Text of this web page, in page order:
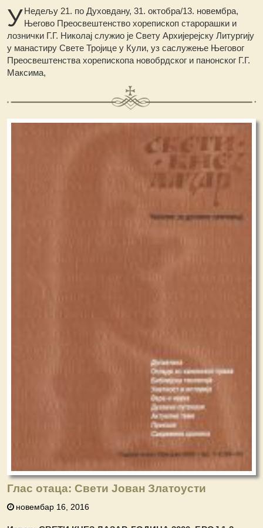
УНедељу 21. по Духовдану, 31. октобра/13. новембра,
Његово Преосвештенство хорепископ старорашки и
лознички Г.Г. Николај служио је Свету Архијерејску Литургију
у манастиру Свете Тројице у Кули, уз саслужење Његовог
Преосвештенства хорепископа новобрдског и панонског Г.Г.
Максима,
Глас отаца: Свети Јован Златоусти
новембар 16, 2016